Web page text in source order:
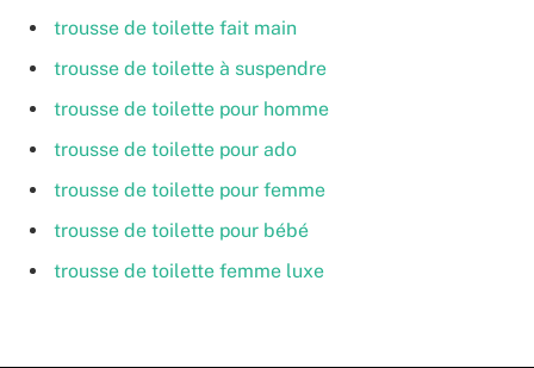
trousse de toilette fait main
trousse de toilette à suspendre
trousse de toilette pour homme
trousse de toilette pour ado
trousse de toilette pour femme
trousse de toilette pour bébé
trousse de toilette femme luxe